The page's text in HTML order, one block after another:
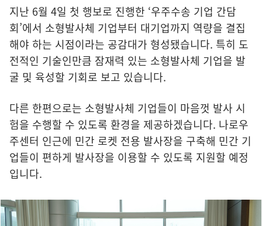
지난 6월 4일 첫 행보로 진행한 ‘우주수송 기업 간담
회’에서 소형발사체 기업부터 대기업까지 역량을 결집
해야 하는 시점이라는 공감대가 형성됐습니다. 특히 도
전적인 기술인만큼 잠재력 있는 소형발사체 기업을 발
굴 및 육성할 기회로 보고 있습니다.
다른 한편으로는 소형발사체 기업들이 마음껏 발사 시
험을 수행할 수 있도록 환경을 제공하겠습니다. 나로우
주센터 인근에 민간 로켓 전용 발사장을 구축해 민간 기
업들이 편하게 발사장을 이용할 수 있도록 지원할 예정
입니다.